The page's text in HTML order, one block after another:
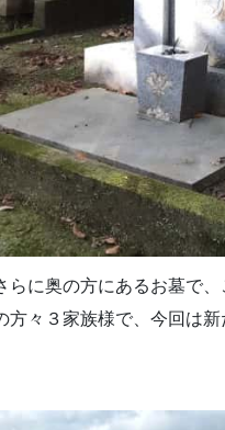
らに奥の方にあるお墓で
方々３家族様で、今回は